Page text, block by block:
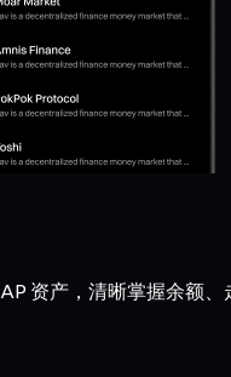
资产，清晰掌握余额